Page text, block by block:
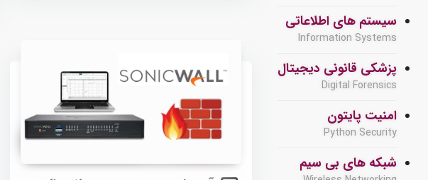
سیستم های اطلاعاتی
Information Systems
پزشکی قانونی دیجیتال
Digital Forensics
امنیت پایتون
Python Security
شبکه های بی سیم